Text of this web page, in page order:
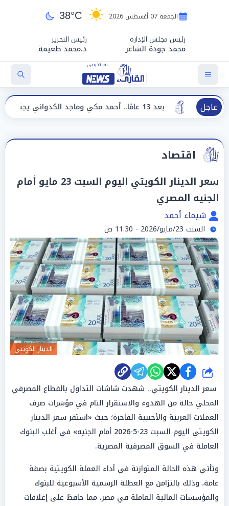
الجمعة 07 أغسطس 2026 38°C
رئيس مجلس الإدارة
محمد جودة الشاعر
رئيس التحرير
د.محمد طعيمة
عاجلبعد 13 عامًا.. أحمد مكي وماجد الكدواني يجتمعان في «فرصة سعيدة»
اقتصاد
سعر الدينار الكويتي اليوم السبت 23 مايو أمام
الجنيه المصري
شيماء أحمد
السبت 23/مايو/2026 - 11:30 ص
الدينار الكويتي
شارك
سعر الدينار الكويتي.. شهدت شاشات التداول بالقطاع المصرفي
المحلي حالة من الهدوء والاستقرار التام في مؤشرات صرف
العملات العربية والأجنبية الفاخرة؛ حيث «استقر سعر الدينار
الكويتي اليوم السبت 23-5-2026 أمام الجنيه» في أغلب البنوك
العاملة في السوق المصرفية المصرية.
وتأتي هذه الحالة المتوازنة في أداء العملة الكويتية بصفة
عامة، وذلك بالتزامن مع العطلة الرسمية الأسبوعية للبنوك
والمؤسسات المالية العاملة في مصر، مما حافظ على إغلاقات